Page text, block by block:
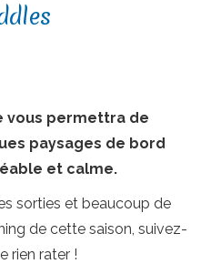
vous permettra de
paysages de bord
et calme.
sorties et beaucoup de
de cette saison, suivez-
rien rater !